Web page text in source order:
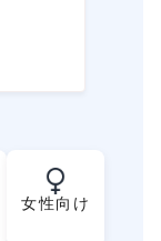
女性向け